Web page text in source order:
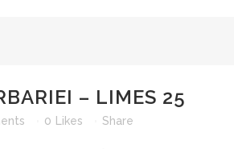
– LIMES 25
0 Likes Share